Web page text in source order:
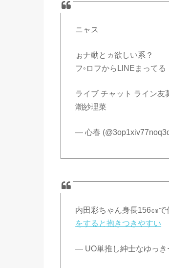
ニャス
ぉナ動とヵ欲しい系？
フ◦ロフからLlNEまってる
ライブ チャット ライン友
潮紗理菜
— 心春
内田彩ちゃん身長156㎝
をすると抱きつきやすい
— UO単推し紳士なゆっき